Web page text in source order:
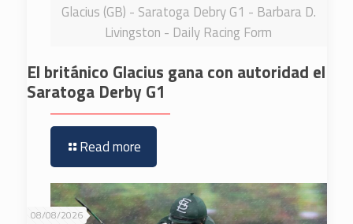
Glacius (GB) - Saratoga Debry G1 - Barbara D.
Livingston - Daily Racing Form
El británico Glacius gana con autoridad el
Saratoga Derby G1
Read more
08/08/2026